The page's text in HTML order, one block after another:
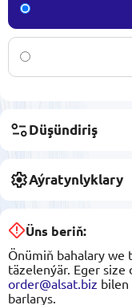
Düşündiriş
Aýratynlyklary
Üns beriň:
Önümiň bahalary we
täzelenýär. Eger size
order@alsat.biz bilen
barlarys.